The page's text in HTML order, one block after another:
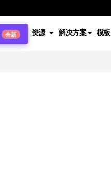
全新 资源 解决方案 模板